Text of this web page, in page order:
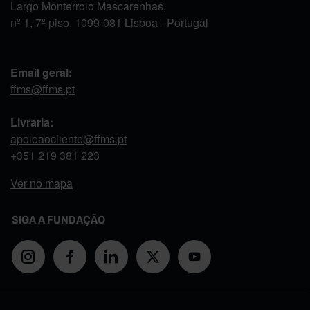
Largo Monterroio Mascarenhas,
nº 1, 7º piso, 1099-081 Lisboa - Portugal
Email geral:
ffms@ffms.pt
Livraria:
apoioaocliente@ffms.pt
+351 219 381 223
Ver no mapa
SIGA A FUNDAÇÃO